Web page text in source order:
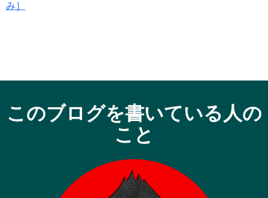
み］
このブログを書いている人の
こと